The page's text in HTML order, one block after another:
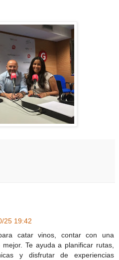
25 19:42
catar vinos, contar con una
Te ayuda a planificar rutas,
y disfrutar de experiencias